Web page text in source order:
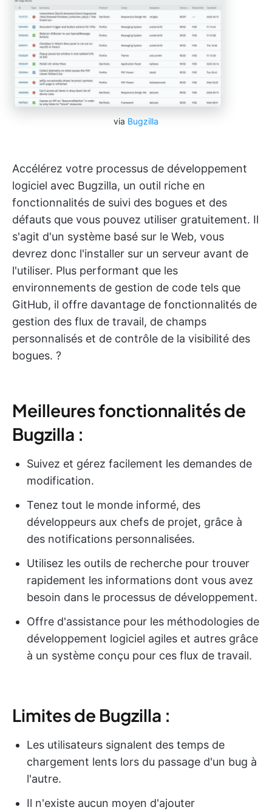
via Bugzilla
Accélérez votre processus de développement
logiciel avec Bugzilla, un outil riche en
fonctionnalités de suivi des bogues et des
défauts que vous pouvez utiliser gratuitement. Il
s'agit d'un système basé sur le Web, vous
devrez donc l'installer sur un serveur avant de
l'utiliser. Plus performant que les
environnements de gestion de code tels que
GitHub, il offre davantage de fonctionnalités de
gestion des flux de travail, de champs
personnalisés et de contrôle de la visibilité des
bogues. ?
Meilleures fonctionnalités de
Bugzilla :
Suivez et gérez facilement les demandes de
modification.
Tenez tout le monde informé, des
développeurs aux chefs de projet, grâce à
des notifications personnalisées.
Utilisez les outils de recherche pour trouver
rapidement les informations dont vous avez
besoin dans le processus de développement.
Offre d'assistance pour les méthodologies de
développement logiciel agiles et autres grâce
à un système conçu pour ces flux de travail.
Limites de Bugzilla :
Les utilisateurs signalent des temps de
chargement lents lors du passage d'un bug à
l'autre.
Il n'existe aucun moyen d'ajouter